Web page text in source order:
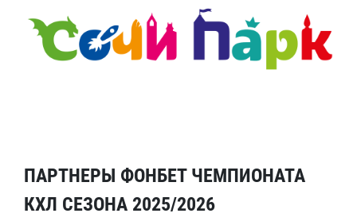
ПАРТНЕРЫ ФОНБЕТ ЧЕМПИОНАТА
КХЛ СЕЗОНА 2025/2026